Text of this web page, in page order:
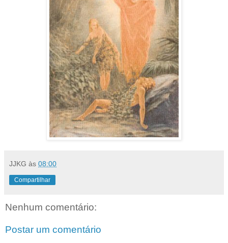
JJKG às 08:00
Compartilhar
Nenhum comentário:
Postar um comentário